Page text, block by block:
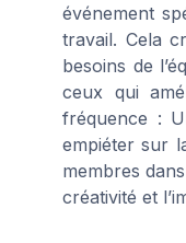
événement
travail. Cela
besoins de
ceux qui
fréquence :
empiéter sur
membres
créativité et